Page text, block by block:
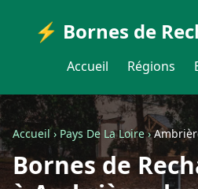
⚡ Bornes de
Accueil Régions
Accueil›Pays De La Loire›
Bornes de